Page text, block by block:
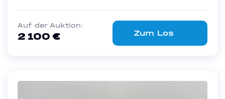
Auf der Auktion:
2 100 € Zum Los